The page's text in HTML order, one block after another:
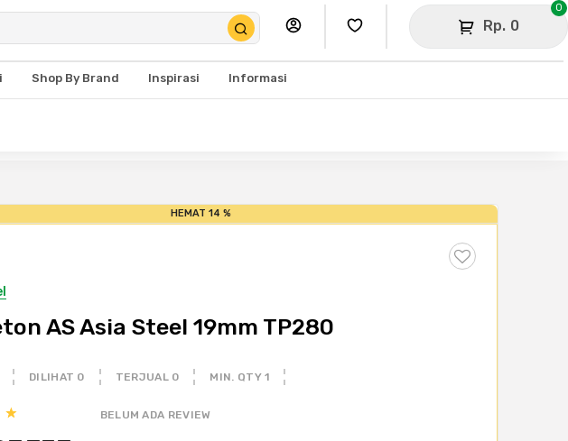
Rp. 0
0
Shop By Brand Inspirasi Informasi
HEMAT 14 %
AS Asia Steel 19mm TP280
DILIHAT 0 TERJUAL 0 MIN. QTY 1
BELUM ADA REVIEW